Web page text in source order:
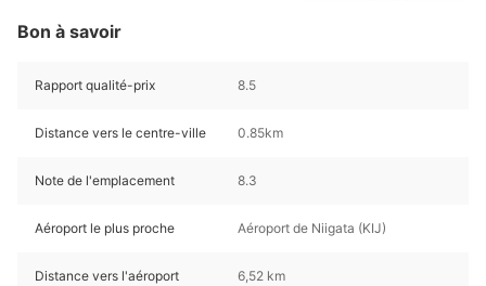
Bon à savoir
Rapport qualité-prix 8.5
Distance vers le centre-ville 0.85km
Note de l'emplacement 8.3
Aéroport le plus proche Aéroport de Niigata (KIJ)
Distance vers l'aéroport 6,52 km